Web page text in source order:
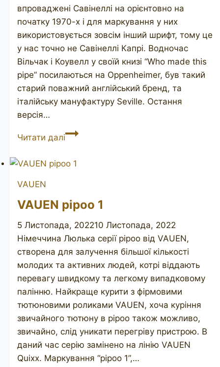
впроваджені Савінеллі на орієнтовно на
початку 1970-х і для маркування у них
використовується зовсім інший шрифт, тому це
у нас точно не Савінеллі Капрі. Водночас
Вільчак і Коувелл у своїй книзі “Who made this
pipe” посилаються на Oppenheimer, був такий
старий поважний англійський бренд, та
італійську мануфактуру Seville. Остання
версія…
Читати даліCAPRI
VAUEN
VAUEN pipoo 1
5 Листопада, 202210 Листопада, 2022
Німеччина Люлька серії pipoo від VAUEN,
створена для залучення більшої кількості
молодих та активних людей, котрі віддають
перевагу швидкому та легкому випадковому
палінню. Найкраще курити з фірмовими
тютюновими роликами VAUEN, хоча куріння
звичайного тютюну в pipoo також можливо,
звичайно, слід уникати перегріву пристрою. В
даний час серію замінено на лінію VAUEN
Quixx. Маркування “pipoo 1”,…